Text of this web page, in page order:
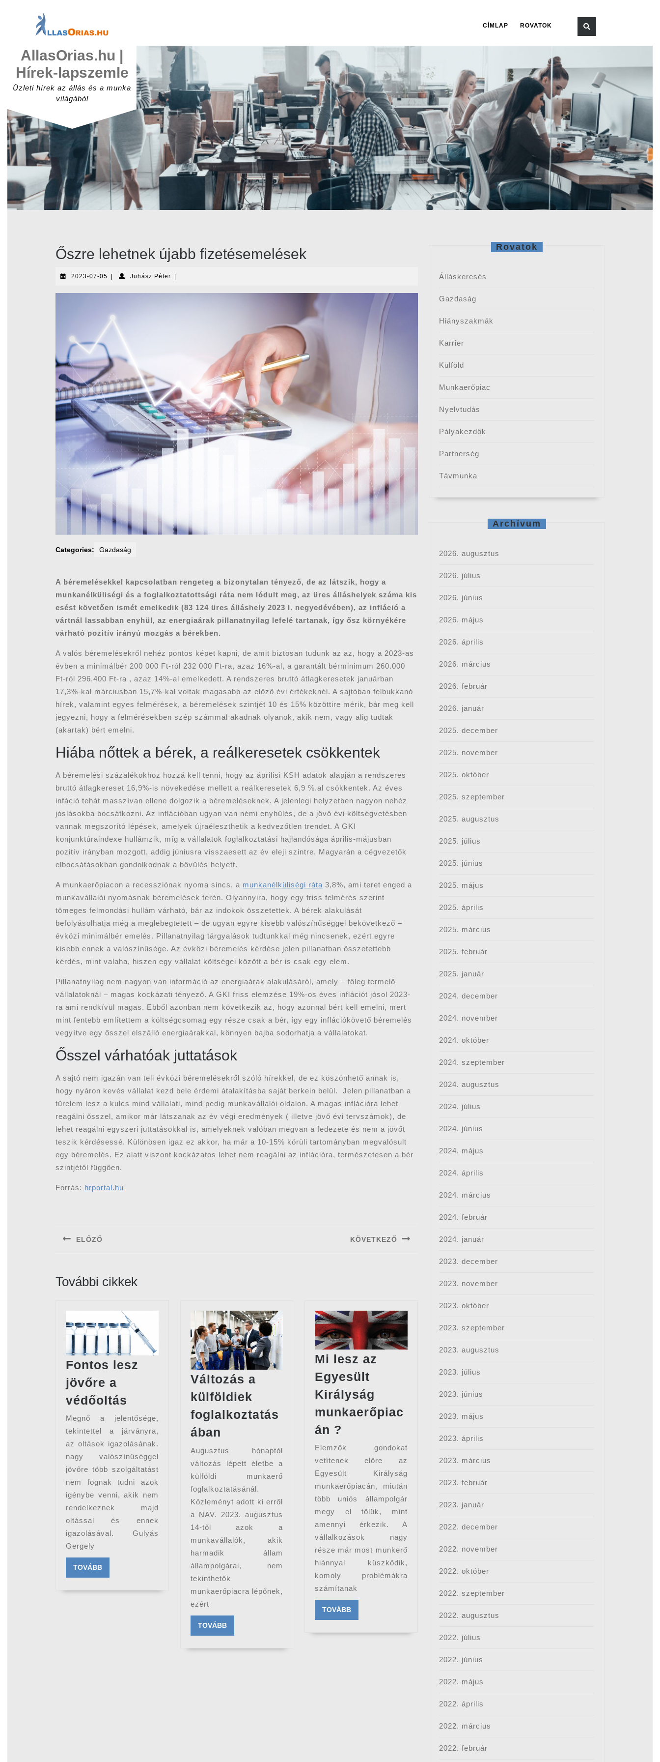
AllasOrias.hu |
Hírek-lapszemle
Üzleti hírek az állás és a munka
világából
CÍMLAP ROVATOK
Őszre lehetnek újabb fizetésemelések
2023-07-05 2023-
05
| Juhász PéterJuhász
|
Categories: Gazdaság
A béremelésekkel kapcsolatban rengeteg a bizonytalan tényező, de az látszik, hogy a
munkanélküliségi és a foglalkoztatottsági ráta nem lódult meg, az üres álláshelyek száma kis
esést követően ismét emelkedik (83 124 üres álláshely 2023 I. negyedévében), az infláció a
vártnál lassabban enyhül, az energiaárak pillanatnyilag lefelé tartanak, így ősz környékére
várható pozitív irányú mozgás a bérekben.
A valós béremelésekről nehéz pontos képet kapni, de amit biztosan tudunk az az, hogy a 2023-as
évben a minimálbér 200 000 Ft-ról 232 000 Ft-ra, azaz 16%-al, a garantált bérminimum 260.000
Ft-ról 296.400 Ft-ra , azaz 14%-al emelkedett. A rendszeres bruttó átlagkeresetek januárban
17,3%-kal márciusban 15,7%-kal voltak magasabb az előző évi értékeknél. A sajtóban felbukkanó
hírek, valamint egyes felmérések, a béremelések szintjét 10 és 15% közöttire mérik, bár meg kell
jegyezni, hogy a felmérésekben szép számmal akadnak olyanok, akik nem, vagy alig tudtak
(akartak) bért emelni.
Hiába nőttek a bérek, a reálkeresetek csökkentek
A béremelési százalékokhoz hozzá kell tenni, hogy az áprilisi KSH adatok alapján a rendszeres
bruttó átlagkereset 16,9%-is növekedése mellett a reálkeresetek 6,9 %.al csökkentek. Az éves
infáció tehát masszívan ellene dolgozik a béremeléseknek. A jelenlegi helyzetben nagyon nehéz
jóslásokba bocsátkozni. Az inflációban ugyan van némi enyhülés, de a jövő évi költségvetésben
vannak megszorító lépések, amelyek újraéleszthetik a kedvezőtlen trendet. A GKI
konjunktúraindexe hullámzik, míg a vállalatok foglalkoztatási hajlandósága április-májusban
pozitív irányban mozgott, addig júniusra visszaesett az év eleji szintre. Magyarán a cégvezetők
elbocsátásokban gondolkodnak a bővülés helyett.
A munkaerőpiacon a recessziónak nyoma sincs, a munkanélküliségi ráta 3,8%, ami teret enged a
munkavállalói nyomásnak béremelések terén. Olyannyira, hogy egy friss felmérés szerint
tömeges felmondási hullám várható, bár az indokok összetettek. A bérek alakulását
befolyásolhatja még a meglebegtetett – de ugyan egyre kisebb valószínűséggel bekövetkező –
évközi minimálbér emelés. Pillanatnyilag tárgyalások tudtunkkal még nincsenek, ezért egyre
kisebb ennek a valószínűsége. Az évközi béremelés kérdése jelen pillanatban összetettebb
kérdés, mint valaha, hiszen egy vállalat költségei között a bér is csak egy elem.
Pillanatnyilag nem nagyon van információ az energiaárak alakulásáról, amely – főleg termelő
vállalatoknál – magas kockázati tényező. A GKI friss elemzése 19%-os éves inflációt jósol 2023-
ra ami rendkívül magas. Ebből azonban nem következik az, hogy azonnal bért kell emelni, mert
mint fentebb említettem a költségcsomag egy része csak a bér, így egy inflációkövető béremelés
vegyítve egy ősszel elszálló energiaárakkal, könnyen bajba sodorhatja a vállalatokat.
Ősszel várhatóak juttatások
A sajtó nem igazán van teli évközi béremelésekről szóló hírekkel, de ez köszönhető annak is,
hogy nyáron kevés vállalat kezd bele érdemi átalakításba saját berkein belül. Jelen pillanatban a
türelem lesz a kulcs mind vállalati, mind pedig munkavállalói oldalon. A magas inflációra lehet
reagálni ősszel, amikor már látszanak az év végi eredmények ( illetve jövő évi tervszámok), de
lehet reagálni egyszeri juttatásokkal is, amelyeknek valóban megvan a fedezete és nem a jövőt
teszik kérdésessé. Különösen igaz ez akkor, ha már a 10-15% körüli tartományban megvalósult
egy béremelés. Ez alatt viszont kockázatos lehet nem reagálni az inflációra, természetesen a bér
szintjétől függően.
Forrás: hrportal.hu
navigáció
ELŐZŐ KÖVETKEZŐ
További cikkek
Fontos lesz
jövőre a
védőoltás
lesz
jövőre
a
védőoltás
Megnő a jelentősége,
tekintettel a járványra,
az oltások igazolásának.
nagy valószínűséggel
jövőre több szolgáltatást
nem fognak tudni azok
igénybe venni, akik nem
rendelkeznek majd
oltással és ennek
igazolásával. Gulyás
Gergely
TOVÁBBTOVÁBB
Változás a
külföldiek
foglalkoztatás
ában
külföldiek
foglalkoztatásában
Augusztus hónaptól
változás lépett életbe a
külföldi munkaerő
foglalkoztatásánál.
Közleményt adott ki erről
a NAV. 2023. augusztus
14-től azok a
munkavállalók, akik
harmadik állam
állampolgárai, nem
tekinthetők
munkaerőpiacra lépőnek,
ezért
TOVÁBBTOVÁBB
Mi lesz az
Egyesült
Királyság
munkaerőpiac
án ?
lesz
az
Egyesült
Királyság
munkaerőpiacán
?
Elemzők gondokat
vetítenek előre az
Egyesült Királyság
munkaerőpiacán, miután
több uniós állampolgár
megy el tőlük, mint
amennyi érkezik. A
vállalkozások nagy
része már most munkerő
hiánnyal küszködik,
komoly problémákra
számítanak
TOVÁBBTOVÁBB
Rovatok
Álláskeresés
Gazdaság
Hiányszakmák
Karrier
Külföld
Munkaerőpiac
Nyelvtudás
Pályakezdők
Partnerség
Távmunka
Archívum
2026. augusztus
2026. július
2026. június
2026. május
2026. április
2026. március
2026. február
2026. január
2025. december
2025. november
2025. október
2025. szeptember
2025. augusztus
2025. július
2025. június
2025. május
2025. április
2025. március
2025. február
2025. január
2024. december
2024. november
2024. október
2024. szeptember
2024. augusztus
2024. július
2024. június
2024. május
2024. április
2024. március
2024. február
2024. január
2023. december
2023. november
2023. október
2023. szeptember
2023. augusztus
2023. július
2023. június
2023. május
2023. április
2023. március
2023. február
2023. január
2022. december
2022. november
2022. október
2022. szeptember
2022. augusztus
2022. július
2022. június
2022. május
2022. április
2022. március
2022. február